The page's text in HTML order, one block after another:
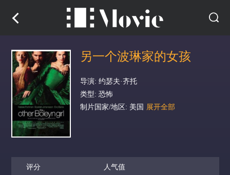
另一个波琳家的女孩
导演: 约瑟夫·齐托
类型: 恐怖
制片国家/地区: 美国 展开全部
评分 人气值